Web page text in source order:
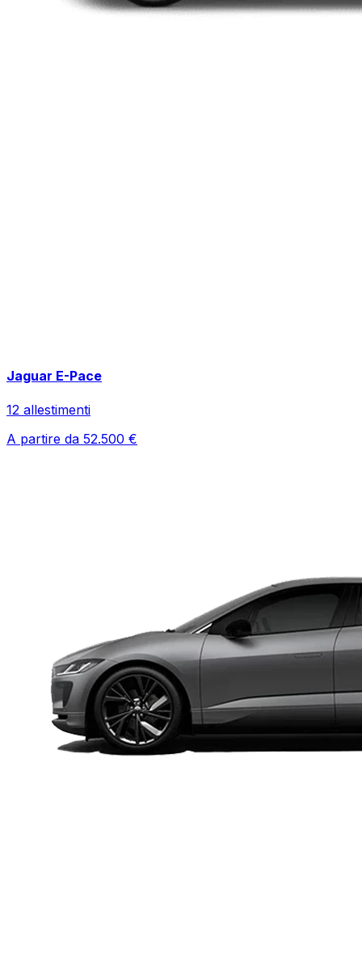
Jaguar E-Pace
12 allestimenti
A partire da 52.500 €